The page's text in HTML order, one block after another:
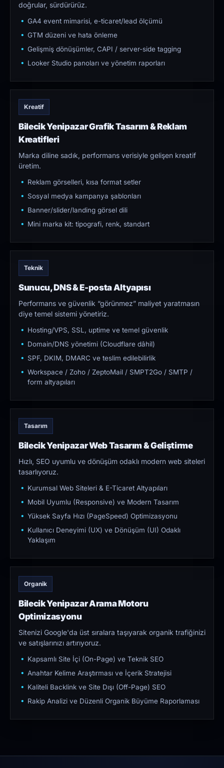
doğrular, sürdürürüz.
GA4 event mimarisi, e-ticaret/lead ölçümü
GTM düzeni ve hata önleme
Gelişmiş dönüşümler, CAPI / server-side tagging
Looker Studio panoları ve yönetim raporları
Kreatif
Bilecik Yenipazar Grafik Tasarım & Reklam
Kreatifleri
Marka diline sadık, performans verisiyle gelişen kreatif
üretim.
Reklam görselleri, kısa format setler
Sosyal medya kampanya şablonları
Banner/slider/landing görsel dili
Mini marka kit: tipografi, renk, standart
Teknik
Sunucu, DNS & E-posta Altyapısı
Performans ve güvenlik “görünmez” maliyet yaratmasın
diye temel sistemi yönetiriz.
Hosting/VPS, SSL, uptime ve temel güvenlik
Domain/DNS yönetimi (Cloudflare dâhil)
SPF, DKIM, DMARC ve teslim edilebilirlik
Workspace / Zoho / ZeptoMail / SMPT2Go / SMTP /
form altyapıları
Tasarım
Bilecik Yenipazar Web Tasarım & Geliştirme
Hızlı, SEO uyumlu ve dönüşüm odaklı modern web siteleri
tasarlıyoruz.
Kurumsal Web Siteleri & E-Ticaret Altyapıları
Mobil Uyumlu (Responsive) ve Modern Tasarım
Yüksek Sayfa Hızı (PageSpeed) Optimizasyonu
Kullanıcı Deneyimi (UX) ve Dönüşüm (UI) Odaklı
Yaklaşım
Organik
Bilecik Yenipazar Arama Motoru
Optimizasyonu
Sitenizi Google'da üst sıralara taşıyarak organik trafiğinizi
ve satışlarınızı artırıyoruz.
Kapsamlı Site İçi (On-Page) ve Teknik SEO
Anahtar Kelime Araştırması ve İçerik Stratejisi
Kaliteli Backlink ve Site Dışı (Off-Page) SEO
Rakip Analizi ve Düzenli Organik Büyüme Raporlaması